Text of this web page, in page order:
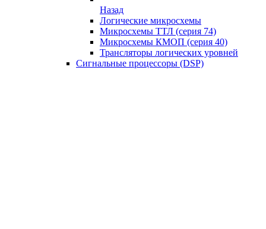
Назад
Логические микросхемы
Микросхемы ТТЛ (серия 74)
Микросхемы КМОП (серия 40)
Трансляторы логических уровней
Сигнальные процессоры (DSP)